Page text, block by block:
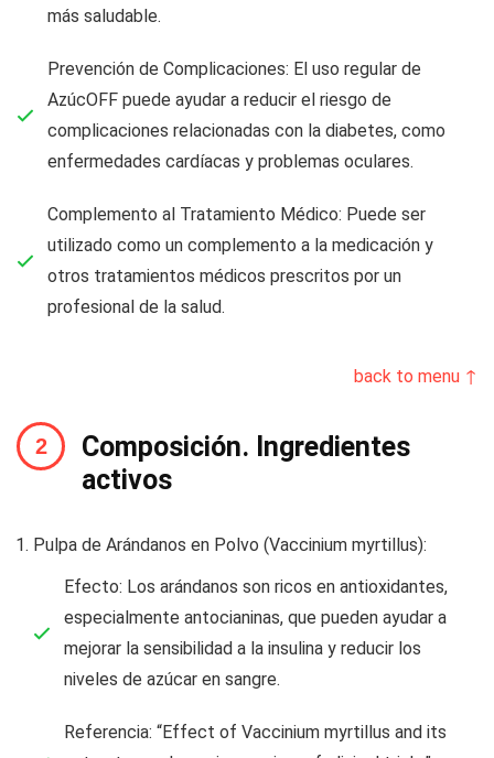
más saludable.
Prevención de Complicaciones: El uso regular de
AzúcOFF puede ayudar a reducir el riesgo de
complicaciones relacionadas con la diabetes, como
enfermedades cardíacas y problemas oculares.
Complemento al Tratamiento Médico: Puede ser
utilizado como un complemento a la medicación y
otros tratamientos médicos prescritos por un
profesional de la salud.
back to menu ↑
Composición. Ingredientes
activos
Pulpa de Arándanos en Polvo (Vaccinium myrtillus):
Efecto: Los arándanos son ricos en antioxidantes,
especialmente antocianinas, que pueden ayudar a
mejorar la sensibilidad a la insulina y reducir los
niveles de azúcar en sangre.
Referencia: “Effect of Vaccinium myrtillus and its